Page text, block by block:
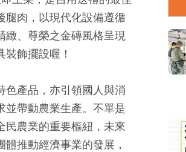
腿肉，以現代化設備遵循
緻、尊榮之金磚風格呈現
飾擺設喔！
色產品，亦引領國人與消
並帶動農業生產。不單是
民農業的重要樞紐，未來
推動經濟事業的發展，